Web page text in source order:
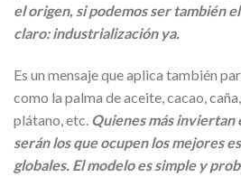
el origen, si podemos ser también
claro: industrialización ya.
Es un mensaje que aplica también
como la palma de aceite, cacao,
plátano, etc. Quienes más inviertan
serán los que ocupen los mejores
globales. El modelo es simple y